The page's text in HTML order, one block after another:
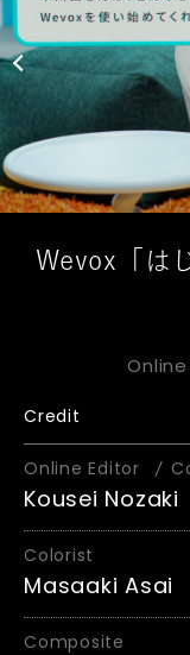
Wevox「は
Online
Credit
Online Editor
Kousei Nozaki
Colorist
Masaaki Asai
Composite